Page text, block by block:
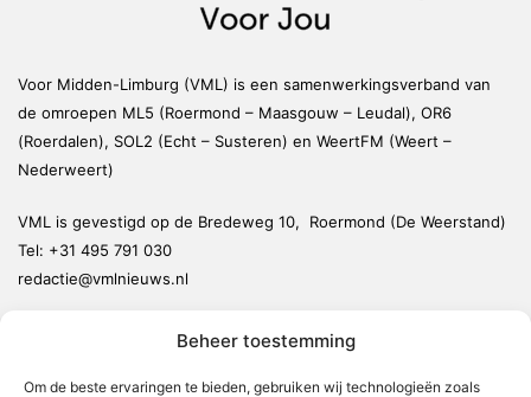
Beheer toestemming
Om de beste ervaringen te bieden, gebruiken wij technologieën zoals
Voor Midden-Limburg (VML) is een samenwerkingsverband van
de omroepen ML5 (Roermond – Maasgouw – Leudal), OR6
(Roerdalen), SOL2 (Echt – Susteren) en WeertFM (Weert –
Nederweert)
VML is gevestigd op de Bredeweg 10, Roermond (De Weerstand)
Tel: +31 495 791 030
redactie@vmlnieuws.nl